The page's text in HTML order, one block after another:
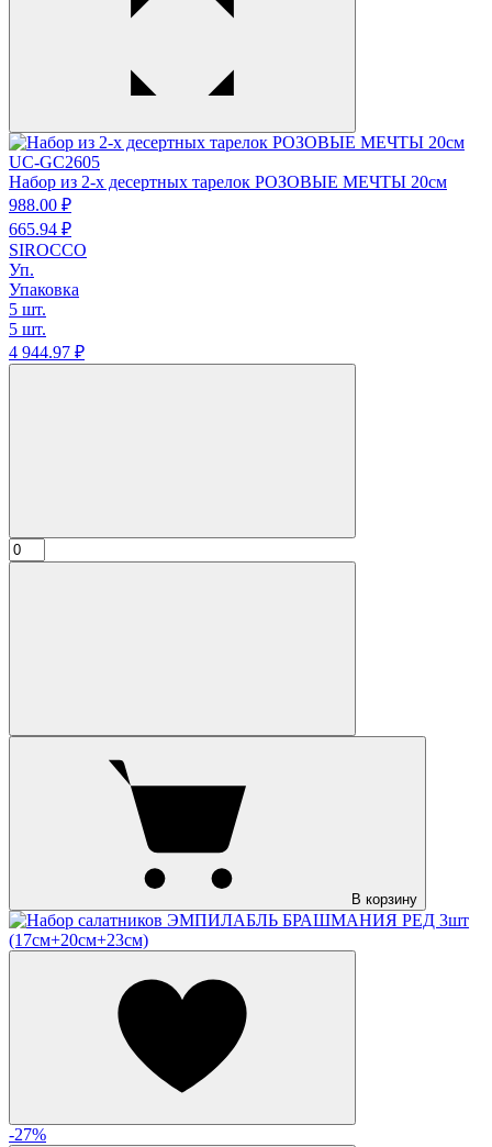
UC-GC2605
Набор из 2-х десертных тарелок РОЗОВЫЕ МЕЧТЫ 20см
988.00 ₽
665.94 ₽
SIROCCO
Уп.
Упаковка
5 шт.
5 шт.
4 944.97 ₽
В корзину
-27%